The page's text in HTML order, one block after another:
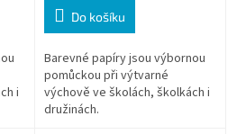
i
Do košíku
Barevné papíry jsou výbornou
pomůckou při výtvarné
výchově ve školách, školkách i
družinách.